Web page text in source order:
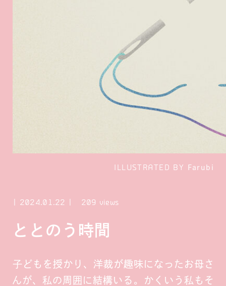
ILLUSTRATED BY Farubi
2024.01.22 209 views
ととのう時間
子どもを授かり、洋裁が趣味になったお母さ
んが、私の周囲に結構いる。かくいう私もそ